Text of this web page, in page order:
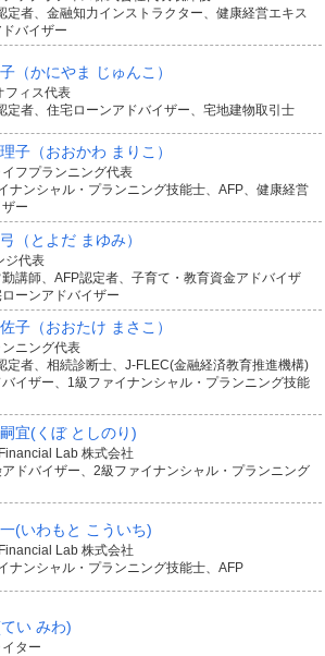
くなってしまったりするおそれもあ
にかかる治療費や入院費用などがお
る自転車保険もあります。
るときに転んでケガをして入院し
で保険がおります。ほかに、通院時
のや、歩いているときに自転車や車
した場合など、幅広い交通事故が対
もあります。
まざまなアクシデン
自転車保険の検討を
にかかわるさまざまなリスクをカバ
補償の組み合わせは保険会社やプラ
す。
定者、金融知力インストラクター、健康経営エキス
バイザー
（かにやま じゅんこ）
フィス代表
定者、住宅ローンアドバイザー、宅地建物取引士
子 （おおかわ まりこ）
フプランニング代表
ナンシャル・プランニング技能士、AFP、健康経営
ー
（とよだ まゆみ）
ジ代表
講師、AFP認定者、子育て・教育資金アドバイザ
ーンアドバイザー
子 （おおたけ まさこ）
ニング代表
定者、相続診断士、J-FLEC(金融経済教育推進機構)
イザー、1級ファイナンシャル・プランニング技能
宜(くぼ としのり)
Lab 株式会社
ドバイザー、2級ファイナンシャル・プランニング
(いわもと こういち)
Lab 株式会社
ナンシャル・プランニング技能士、AFP
い みわ)
ター